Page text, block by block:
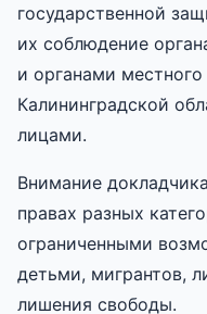
государственной
их соблюдение
и органами
Калининградской
лицами.
Внимание
правах разных
ограниченными
детьми, мигрантов,
лишения свободы.